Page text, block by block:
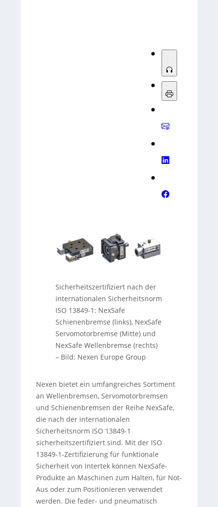
Sicherheitszertifiziert nach der
internationalen Sicherheitsnorm
ISO 13849-1: NexSafe
Schienenbremse (links), NexSafe
Servomotorbremse (Mitte) und
NexSafe Wellenbremse (rechts)
– Bild: Nexen Europe Group
Nexen bietet ein umfangreiches Sortiment
an Wellenbremsen, Servomotorbremsen
und Schienenbremsen der Reihe NexSafe,
die nach der internationalen
Sicherheitsnorm ISO 13849-1
sicherheitszertifiziert sind. Mit der ISO
13849-1-Zertifizierung für funktionale
Sicherheit von Intertek können NexSafe-
Produkte an Maschinen zum Halten, für Not-
Aus oder zum Positionieren verwendet
werden. Die feder- und pneumatisch